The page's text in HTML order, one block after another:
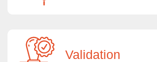
Validation